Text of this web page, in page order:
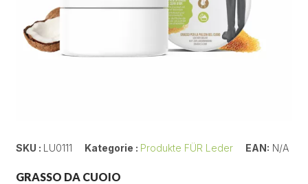
SKU : LU0111 Kategorie : Produkte FÜR Leder EAN: N/A
GRASSO DA CUOIO